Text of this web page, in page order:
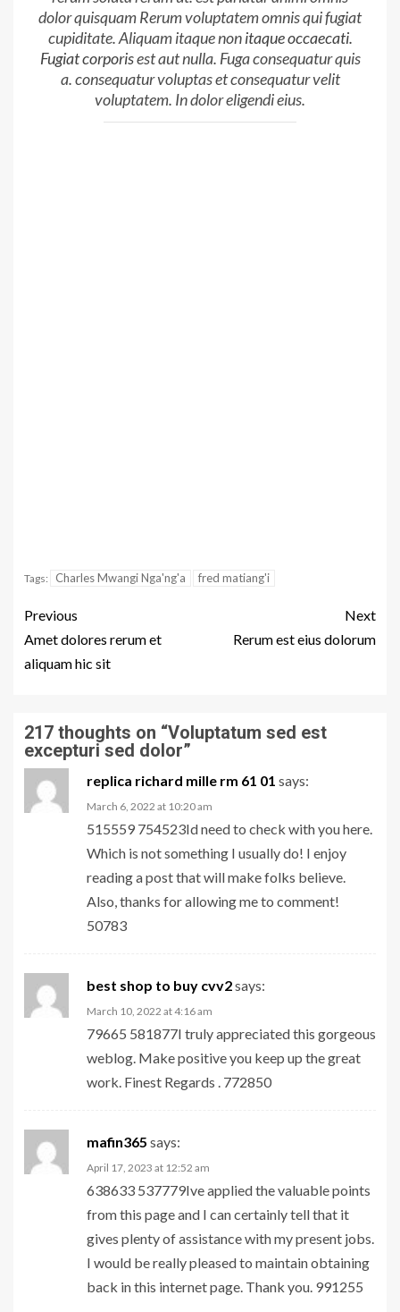
dolor quisquam Rerum voluptatem omnis qui fugiat
cupiditate. Aliquam itaque nonitaque occaecati.
Fugiat corporisest aut nulla. Fuga consequatur quis
a. consequatur voluptas et consequatur velit
voluptatem. In dolor eligendi eius.
Tags: Charles Mwangi Nga'ng'a fred matiang'i
Previous
Amet dolores rerum et
aliquam hic sit
Next
Rerum est eius dolorum
217 thoughts on “Voluptatum sed est
excepturi sed dolor”
replica richard mille rm 61 01 says:
March 6, 2022 at 10:20 am
515559 754523Id need to check with you here.
Which is not something I usually do! I enjoy
reading a post that will make folks believe.
Also, thanks for allowing me to comment!
50783
best shop to buy cvv2says:
March 10, 2022 at 4:16 am
79665 581877I truly appreciated this gorgeous
weblog. Make positive you keep up the great
work. Finest Regards . 772850
mafin365 says:
April 17, 2023 at 12:52 am
638633 537779Ive applied the valuable points
from this page and I can certainly tell that it
gives plenty of assistance with my present jobs.
I would be really pleased to maintain obtaining
back in this internet page. Thank you. 991255